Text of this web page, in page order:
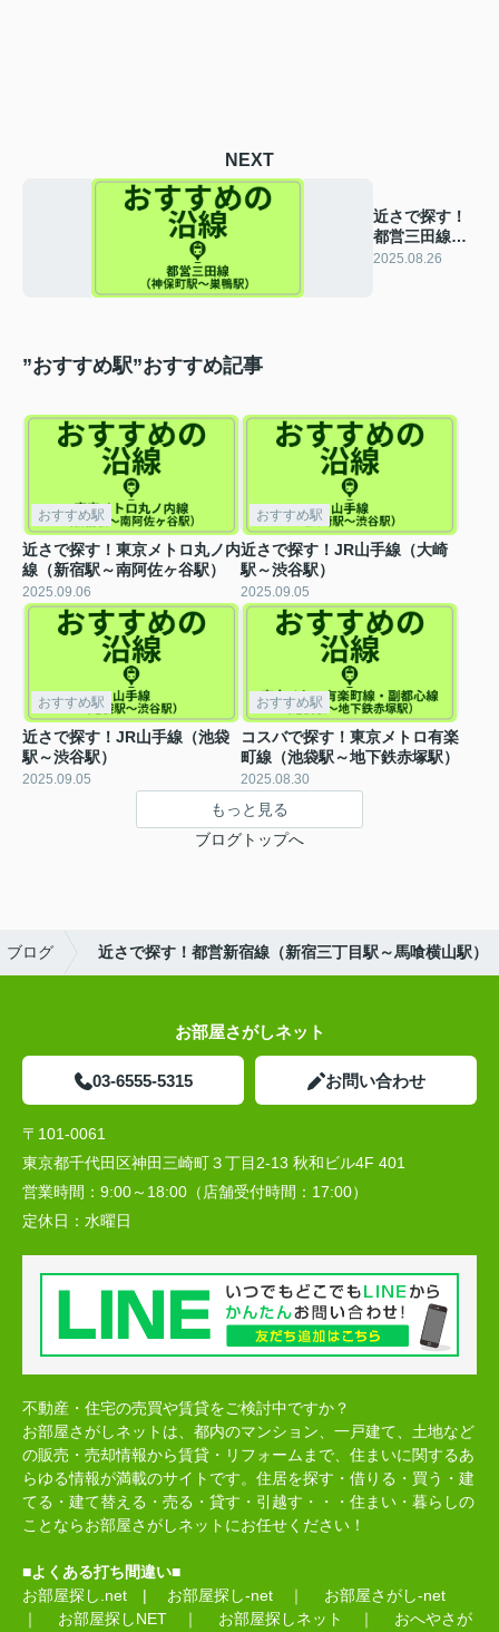
NEXT
近さで探す！
都営三田線
（神保町駅～
2025.08.26
”おすすめ駅”おすすめ記事
おすすめ駅
近さで探す！東京メトロ丸ノ内
線（新宿駅～南阿佐ヶ谷駅）
2025.09.06
おすすめ駅
近さで探す！JR山手線（大崎
駅～渋谷駅）
2025.09.05
おすすめ駅
近さで探す！JR山手線（池袋
駅～渋谷駅）
2025.09.05
おすすめ駅
コスバで探す！東京メトロ有楽
町線（池袋駅～地下鉄赤塚駅）
2025.08.30
もっと見る
ブログトップへ
ブログ 近さで探す！都営新宿線（新宿三丁目駅～馬喰横山駅）
お部屋さがしネット
03-6555-5315 お問い合わせ
〒101-0061
東京都千代田区神田三崎町３丁目2-13 秋和ビル4F 401
営業時間： 9:00～18:00（店舗受付時間：17:00）
定休日： 水曜日
不動産・住宅の売買や賃貸をご検討中ですか？
お部屋さがしネットは、都内のマンション、一戸建て、土地など
の販売・売却情報から賃貸・リフォームまで、住まいに関するあ
らゆる情報が満載のサイトです。住居を探す・借りる・買う・建
てる・建て替える・売る・貸す・引越す・・・住まい・暮らしの
ことならお部屋さがしネットにお任せください！
■よくある打ち間違い■
お部屋探し.net | お部屋探し-net ｜ お部屋さがし-net
｜ お部屋探しNET ｜ お部屋探しネット ｜ おへやさが